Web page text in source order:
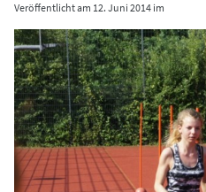
Veröffentlicht am 12. Juni 2014 im